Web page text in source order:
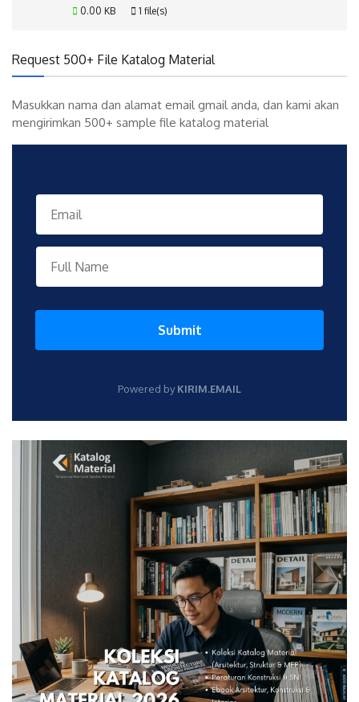
0.00 KB 1 file(s)
Request 500+ File Katalog Material
Masukkan nama dan alamat email gmail anda, dan kami akan
mengirimkan 500+ sample file katalog material
Submit
Powered byKIRIM.EMAIL